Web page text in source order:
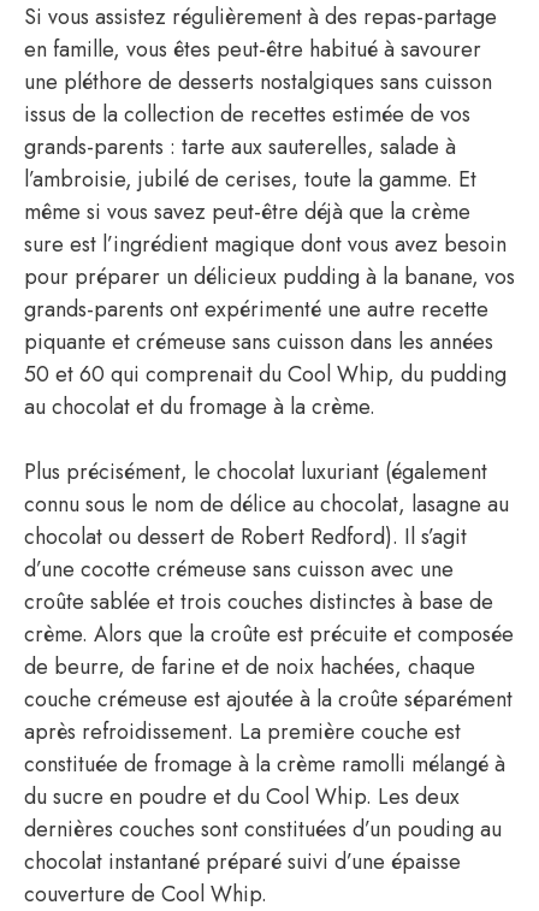
Si vous assistez régulièrement à des repas-partage
en famille, vous êtes peut-être habitué à savourer
une pléthore de desserts nostalgiques sans cuisson
issus de la collection de recettes estimée de vos
grands-parents : tarte aux sauterelles, salade à
l’ambroisie, jubilé de cerises, toute la gamme. Et
même si vous savez peut-être déjà que la crème
sure est l’ingrédient magique dont vous avez besoin
pour préparer un délicieux pudding à la banane, vos
grands-parents ont expérimenté une autre recette
piquante et crémeuse sans cuisson dans les années
50 et 60 qui comprenait du Cool Whip, du pudding
au chocolat et du fromage à la crème.
Plus précisément, le chocolat luxuriant (également
connu sous le nom de délice au chocolat, lasagne au
chocolat ou dessert de Robert Redford). Il s’agit
d’une cocotte crémeuse sans cuisson avec une
croûte sablée et trois couches distinctes à base de
crème. Alors que la croûte est précuite et composée
de beurre, de farine et de noix hachées, chaque
couche crémeuse est ajoutée à la croûte séparément
après refroidissement. La première couche est
constituée de fromage à la crème ramolli mélangé à
du sucre en poudre et du Cool Whip. Les deux
dernières couches sont constituées d’un pouding au
chocolat instantané préparé suivi d’une épaisse
couverture de Cool Whip.